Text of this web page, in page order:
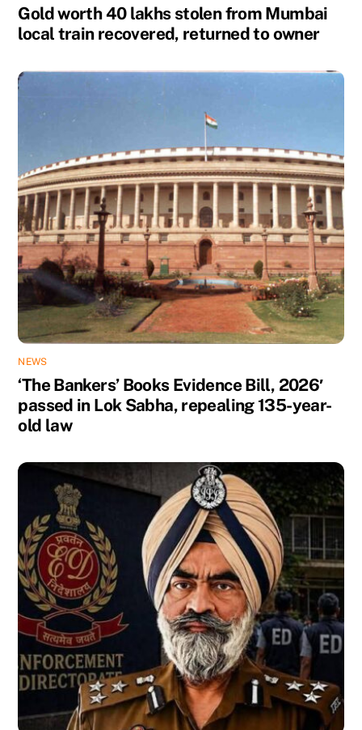
Gold worth 40 lakhs stolen from Mumbai
local train recovered, returned to owner
NEWS
‘The Bankers’ Books Evidence Bill, 2026′
passed in Lok Sabha, repealing 135-year-
old law